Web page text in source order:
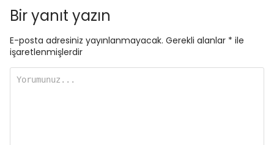
Bir yanıt yazın
E-posta adresiniz yayınlanmayacak. Gerekli alanlar * ile
işaretlenmişlerdir